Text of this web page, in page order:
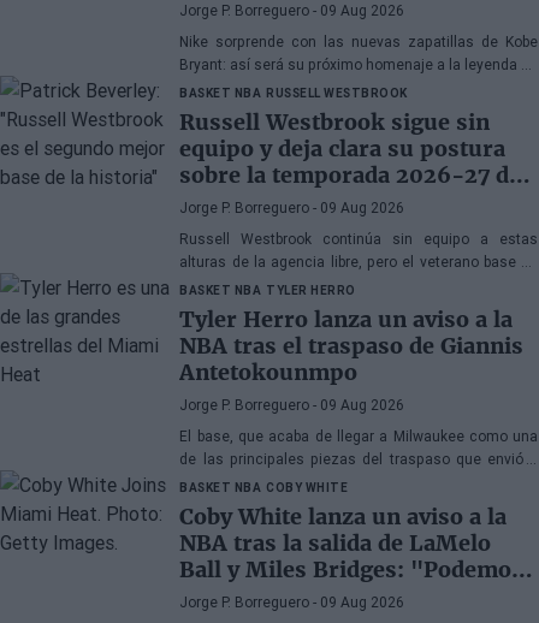
Jorge P. Borreguero - 09 Aug 2026
Nike sorprende con las nuevas zapatillas de Kobe
Bryant: así será su próximo homenaje a la leyenda de
los Lakers
BASKET NBA RUSSELL WESTBROOK
Russell Westbrook sigue sin
equipo y deja clara su postura
sobre la temporada 2026-27 de
la NBA
Jorge P. Borreguero - 09 Aug 2026
Russell Westbrook continúa sin equipo a estas
alturas de la agencia libre, pero el veterano base no
parece preocupado por la situación
BASKET NBA TYLER HERRO
Tyler Herro lanza un aviso a la
NBA tras el traspaso de Giannis
Antetokounmpo
Jorge P. Borreguero - 09 Aug 2026
El base, que acaba de llegar a Milwaukee como una
de las principales piezas del traspaso que envió a
Giannis Antetokounmpo a Miami, tiene clara su
prioridad
BASKET NBA COBY WHITE
Coby White lanza un aviso a la
NBA tras la salida de LaMelo
Ball y Miles Bridges: "Podemos
sorprender a mucha gente"
Jorge P. Borreguero - 09 Aug 2026